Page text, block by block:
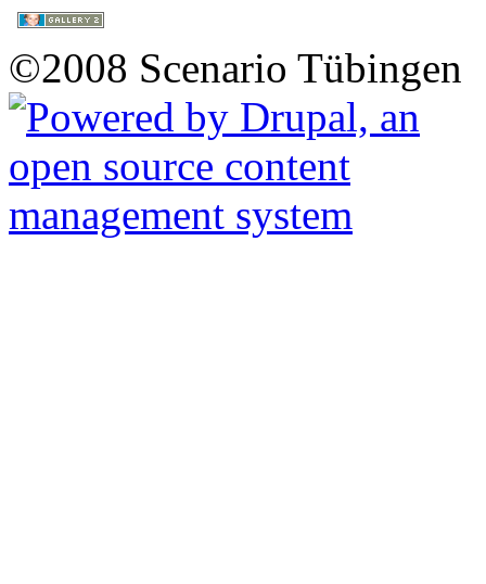
©2008 Scenario Tübingen